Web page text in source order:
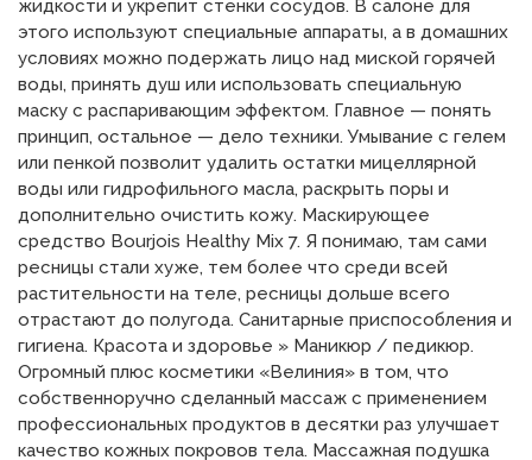
жидкости и укрепит стенки сосудов. В салоне для
этого используют специальные аппараты, а в домашних
условиях можно подержать лицо над миской горячей
воды, принять душ или использовать специальную
маску с распаривающим эффектом. Главное — понять
принцип, остальное — дело техники. Умывание с гелем
или пенкой позволит удалить остатки мицеллярной
воды или гидрофильного масла, раскрыть поры и
дополнительно очистить кожу. Маскирующее
средство Bourjois Healthy Mix 7. Я понимаю, там сами
ресницы стали хуже, тем более что среди всей
растительности на теле, ресницы дольше всего
отрастают до полугода. Санитарные приспособления и
гигиена. Красота и здоровье » Маникюр / педикюр.
Огромный плюс косметики «Велиния» в том, что
собственноручно сделанный массаж с применением
профессиональных продуктов в десятки раз улучшает
качество кожных покровов тела. Массажная подушка